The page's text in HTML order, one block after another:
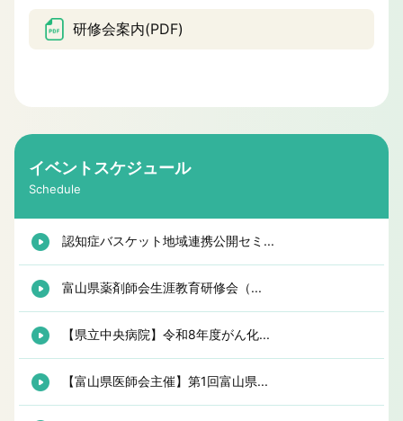
研修会案内(PDF)
イベントスケジュール
Schedule
認知症バスケット地域連携公開セミ...
富山県薬剤師会生涯教育研修会（...
【県立中央病院】令和8年度がん化...
【富山県医師会主催】第1回富山県...